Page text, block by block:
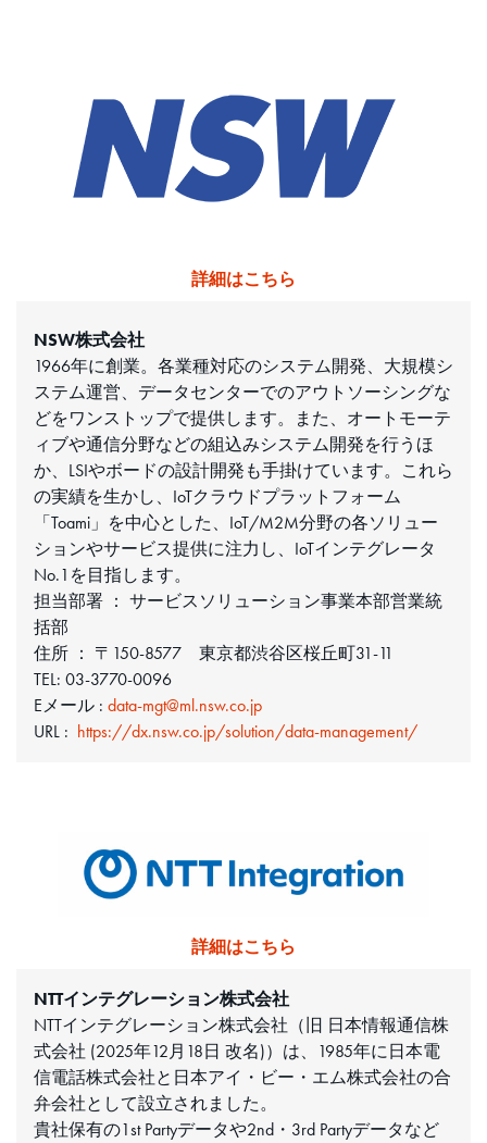
詳細はこちら
NSW株式会社
1966年に創業。各業種対応のシステム開発、大規模シ
ステム運営、データセンターでのアウトソーシングな
どをワンストップで提供します。また、オートモーテ
ィブや通信分野などの組込みシステム開発を行うほ
か、LSIやボードの設計開発も手掛けています。これら
の実績を生かし、IoTクラウドプラットフォーム
「Toami」を中心とした、IoT/M2M分野の各ソリュー
ションやサービス提供に注力し、IoTインテグレータ
No.1を目指します。
担当部署 ： サービスソリューション事業本部営業統
括部
住所 ： 〒150-8577 東京都渋谷区桜丘町31-11
TEL: 03-3770-0096
Eメール : data-mgt@ml.nsw.co.jp
URL : https://dx.nsw.co.jp/solution/data-management/
詳細はこちら
NTTインテグレーション株式会社
NTTインテグレーション株式会社（旧 日本情報通信株
式会社 (2025年12月18日 改名)）は、1985年に日本電
信電話株式会社と日本アイ・ビー・エム株式会社の合
弁会社として設立されました。
貴社保有の1st Partyデータや2nd・3rd Partyデータなど